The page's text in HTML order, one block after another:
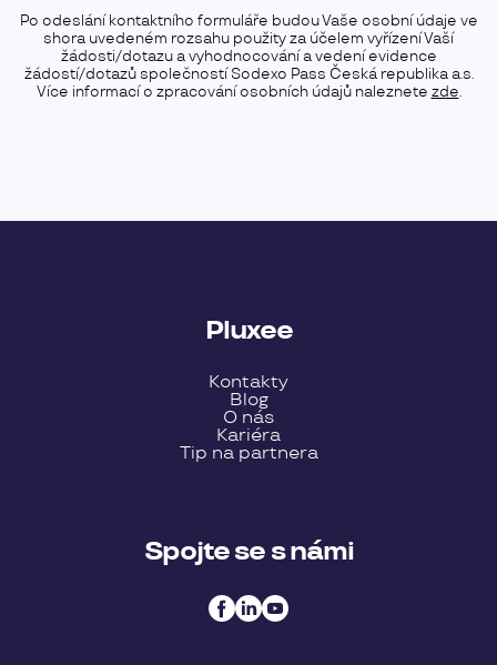
Po odeslání kontaktního formuláře budou Vaše osobní údaje ve
shora uvedeném rozsahu použity za účelem vyřízení Vaší
žádosti/dotazu a vyhodnocování a vedení evidence
žádostí/dotazů společností Sodexo Pass Česká republika a.s.
Více informací o zpracování osobních údajů naleznete zde.
Pluxee
Kontakty
Blog
O nás
Kariéra
Tip na partnera
Spojte se s námi